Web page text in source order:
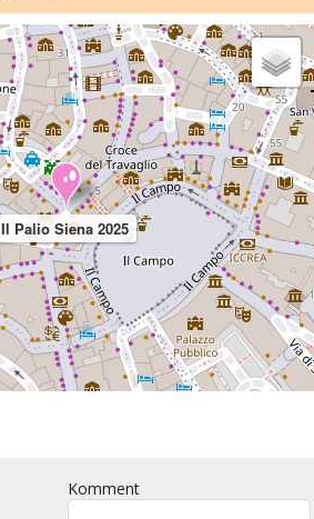
Il Palio Siena 2025
Komment